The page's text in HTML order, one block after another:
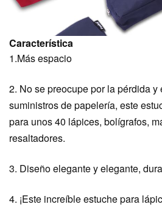
Característica
1.Más espacio
2. No se preocupe por la pérdida
suministros de papelería, este
para unos 40 lápices, bolígrafos,
resaltadores.
3. Diseño elegante y elegante,
4. ¡Este increíble estuche para